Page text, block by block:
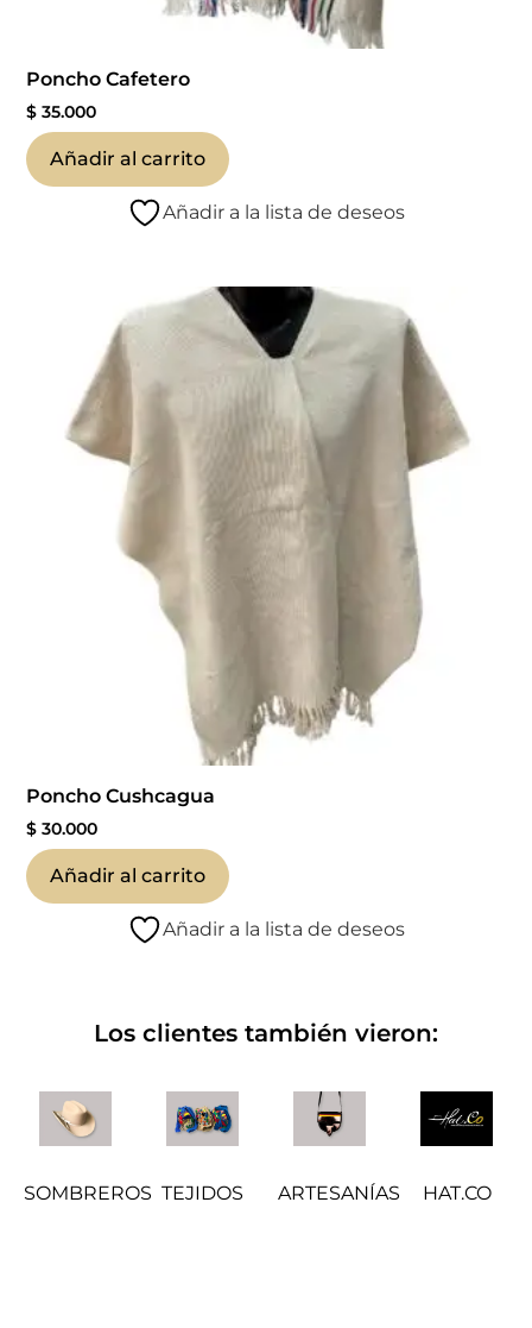
Poncho Cafetero
$ 35.000
Añadir al carrito
Añadir a la lista de deseos
Poncho Cushcagua
$ 30.000
Añadir al carrito
Añadir a la lista de deseos
Los clientes también vieron:
SOMBREROS TEJIDOS ARTESANÍAS HAT.CO